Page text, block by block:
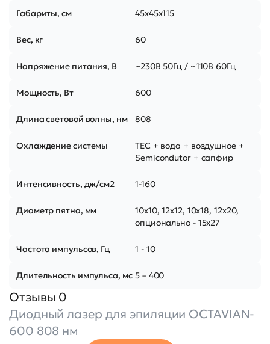
Габариты, см 45х45х115
Вес, кг 60
Напряжение питания, В ~230В 50Гц / ~110В 60Гц
Мощность, Вт 600
Длина световой волны, нм 808
Охлаждение системы
TEC + вода + воздушное +
Semicondutor + сапфир
Интенсивность, дж/см2 1-160
Диаметр пятна, мм
10х10, 12х12, 10х18, 12х20,
опционально - 15х27
Частота импульсов, Гц 1 - 10
Длительность импульса, мс 5 – 400
Отзывы 0
Диодный лазер для эпиляции OCTAVIAN-
600 808 нм